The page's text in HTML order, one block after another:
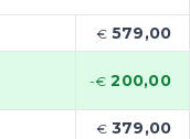
€ 579,00
-€ 200,00
€ 379,00